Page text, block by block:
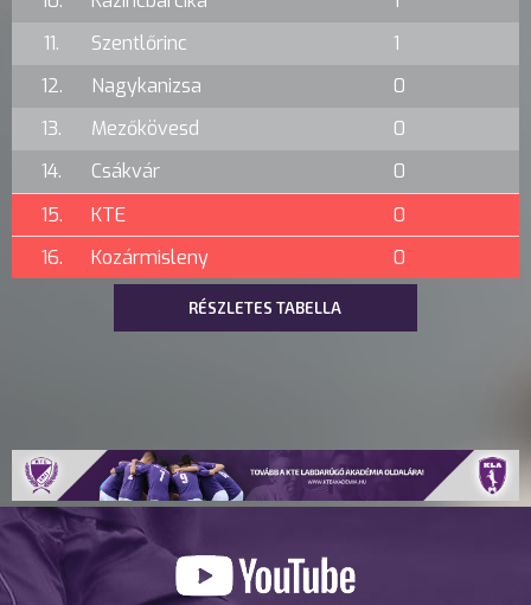
11.
Szentlőrinc
1
12.
Nagykanizsa
0
13.
Mezőkövesd
0
14.
Csákvár
0
15.
KTE
0
16.
Kozármisleny 0
RÉSZLETES TABELLA